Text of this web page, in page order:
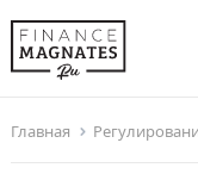
Главная